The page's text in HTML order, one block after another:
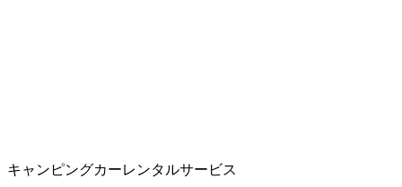
キャンピングカーレンタルサービス